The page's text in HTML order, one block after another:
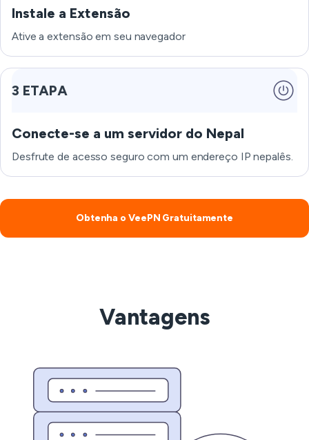
Instale a Extensão
Ative a extensão em seu navegador
3 ETAPA
Conecte-se a um servidor do Nepal
Desfrute de acesso seguro com um endereço IP nepalês.
Obtenha o VeePN Gratuitamente
Vantagens